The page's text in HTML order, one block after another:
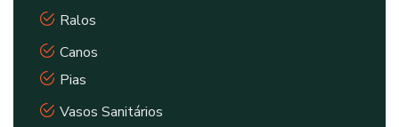
Ralos
Canos
Pias
Vasos Sanitários